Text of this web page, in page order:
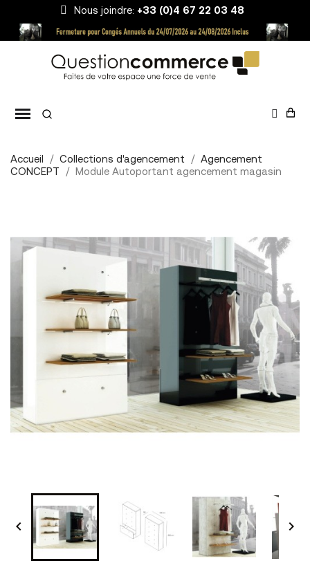
Nous joindre: +33 (0)4 67 22 03 48
Accueil Collections d'agencement
Agencement
CONCEPT
Module Autoportant agencement magasin
 